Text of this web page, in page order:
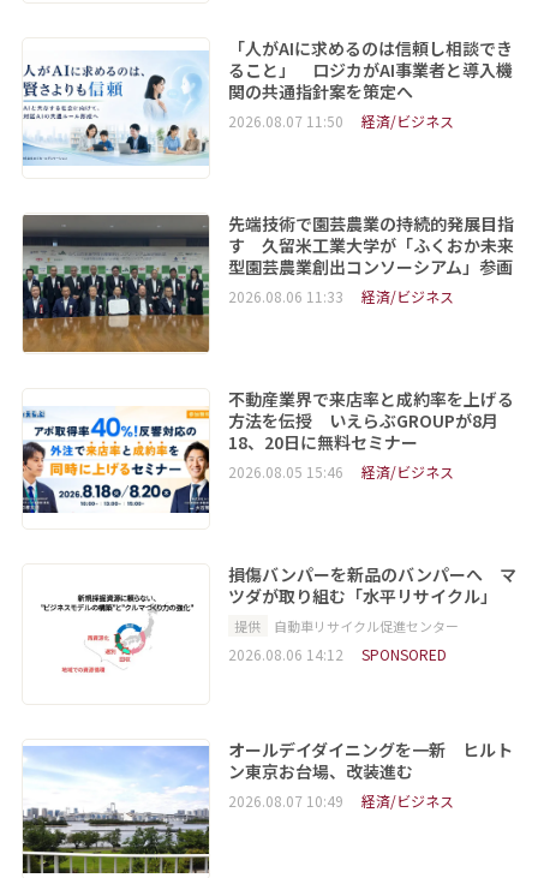
「人がAIに求めるのは信頼し相談でき
ること」 ロジカがAI事業者と導入機
関の共通指針案を策定へ
2026.08.07 11:50 経済/ビジネス
先端技術で園芸農業の持続的発展目指
す 久留米工業大学が「ふくおか未来
型園芸農業創出コンソーシアム」参画
2026.08.06 11:33 経済/ビジネス
不動産業界で来店率と成約率を上げる
方法を伝授 いえらぶGROUPが8月
18、20日に無料セミナー
2026.08.05 15:46 経済/ビジネス
損傷バンパーを新品のバンパーへ マ
ツダが取り組む「水平リサイクル」
提供 自動車リサイクル促進センター
2026.08.06 14:12 SPONSORED
オールデイダイニングを一新 ヒルト
ン東京お台場、改装進む
2026.08.07 10:49 経済/ビジネス